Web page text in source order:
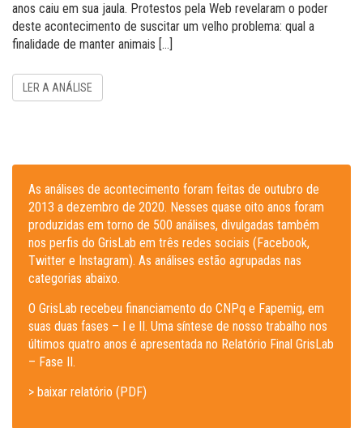
anos caiu em sua jaula. Protestos pela Web revelaram o poder
deste acontecimento de suscitar um velho problema: qual a
finalidade de manter animais […]
LER A ANÁLISE
As análises de acontecimento foram feitas de outubro de
2013 a dezembro de 2020. Nesses quase oito anos foram
produzidas em torno de 500 análises, divulgadas também
nos perfis do GrisLab em três redes sociais (Facebook,
Twitter e Instagram). As análises estão agrupadas nas
categorias abaixo.
O GrisLab recebeu financiamento do CNPq e Fapemig, em
suas duas fases – I e II. Uma síntese de nosso trabalho nos
últimos quatro anos é apresentada no Relatório Final GrisLab
– Fase II.
> baixar relatório (PDF)